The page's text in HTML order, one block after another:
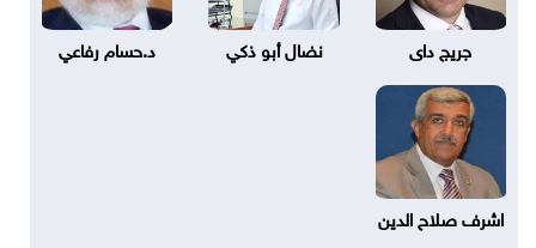
جريج داى نضال أبو ذكي د.حسام رفاعي
اشرف صلاح الدين